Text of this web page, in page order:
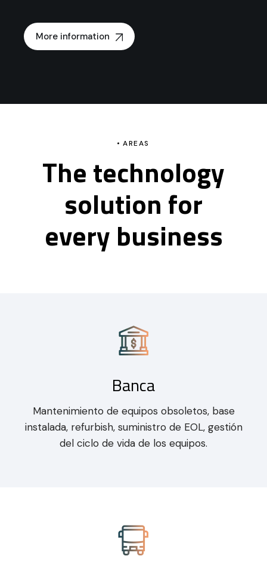
More information
AREAS
The technology
solution for
every business
Banca
Mantenimiento de equipos obsoletos, base
instalada, refurbish, suministro de EOL, gestión
del ciclo de vida de los equipos.